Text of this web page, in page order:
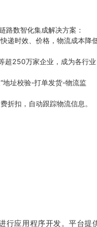
路数智化集成解决方案：
递时效、价格，物流成本降
超250万家企业，成为各行业
地址校验-打单发货-物流监
折扣，自动跟踪物流信息。
行应用程序开发。平台提